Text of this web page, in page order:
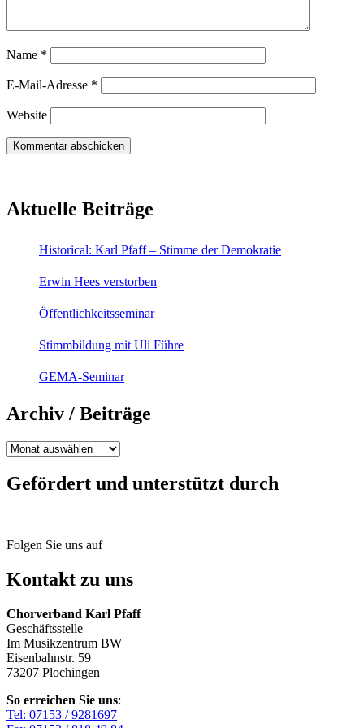
Name *
E-Mail-Adresse *
Website
Aktuelle Beiträge
Historical: Karl Pfaff – Stimme der Demokratie
Erwin Hees verstorben
Öffentlichkeitsseminar
Stimmbildung mit Uli Führe
GEMA-Seminar
Archiv / Beiträge
Archiv
Beiträge
Gefördert und unterstützt durch
Folgen Sie uns auf
Kontakt zu uns
Chorverband Karl Pfaff
Geschäftsstelle
Im Musikzentrum BW
Eisenbahnstr. 59
73207 Plochingen
So erreichen Sie uns:
Tel: 07153 / 9281697